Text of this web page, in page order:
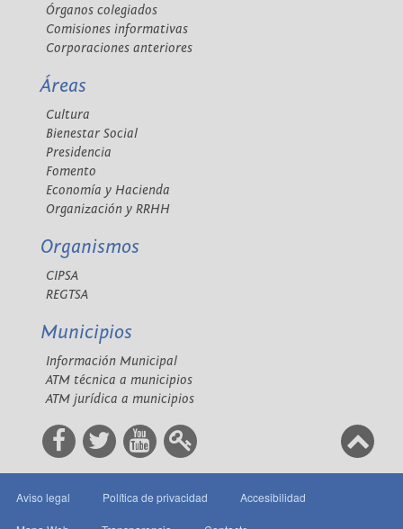
Órganos colegiados
Comisiones informativas
Corporaciones anteriores
Áreas
Cultura
Bienestar Social
Presidencia
Fomento
Economía y Hacienda
Organización y RRHH
Organismos
CIPSA
REGTSA
Municipios
Información Municipal
ATM técnica a municipios
ATM jurídica a municipios
Aviso legal Política de privacidad Accesibilidad